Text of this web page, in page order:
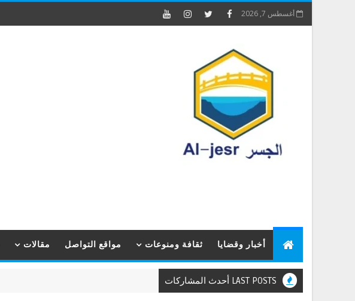
أغسطس 7, 2026
أخبار وقضايا ثقافة ومنوعات مواقع التواصل مقالات
LAST POSTS أحدث المشاركات